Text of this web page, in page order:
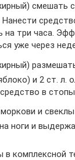
смешать
Нанести
на три часа.
уже через
и 2 ст. л.
в
и
ноги и
в комплексной